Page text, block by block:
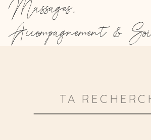
Massages,
Accompagnement &
Search
for: